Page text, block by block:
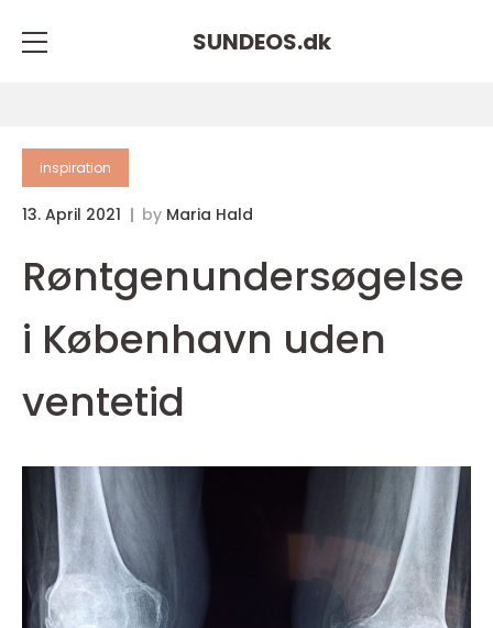
SUNDEOS.dk
inspiration
13. April 2021 by Maria Hald
Røntgenundersøgelse
i København uden
ventetid